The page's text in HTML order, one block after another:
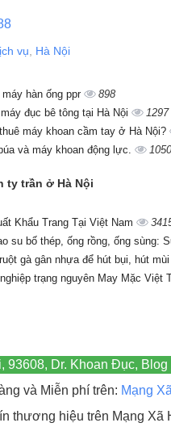
vụ Hà Nội
hàn ống ppr
898
đục bê tông tại Hà Nội
1297
máy khoan cầm tay ở Hà Nội?
và máy khoan động lực. 1050
ty trần ở Hà Nội
Khẩu Trang Tại Việt Nam
su bố thép, ống rồng, ống sùng:
gà gân nhựa để hút bụi, hút
trạng nguyên May Mặc Việt
93608, Dr. Khoan Đục,
và Miễn phí trên: Mạng
thương hiệu trên Mạng Xã